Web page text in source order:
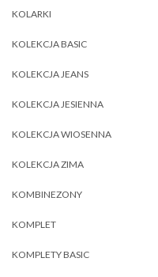
KOLARKI
KOLEKCJA BASIC
KOLEKCJA JEANS
KOLEKCJA JESIENNA
KOLEKCJA WIOSENNA
KOLEKCJA ZIMA
KOMBINEZONY
KOMPLET
KOMPLETY BASIC